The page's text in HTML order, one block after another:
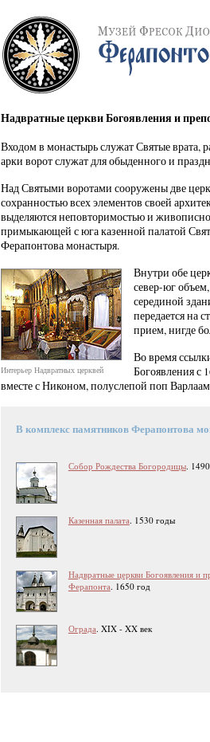
Надвратные церкви Богоявления и
Входом в монастырь служат Святые
арки ворот служат для обыденного и
Над Святыми воротами сооружены две
сохранностью всех элементов своей
выделяются неповторимостью и
примыкающей с юга казенной палатой
Ферапонтова монастыря.
Интерьер Надвратных церквей
Внутри обе
север-юг
серединой
передается на
прием, нигде
Во время
Богоявления с
вместе с Никоном, полуслепой поп
В комплекс памятников Ферапонтова
Собор Рождества Богородицы.
Казенная палата. 1530 годы
Надвратные церкви Богоявления и
Ферапонта. 1650 год
Ограда. XIX - XX век